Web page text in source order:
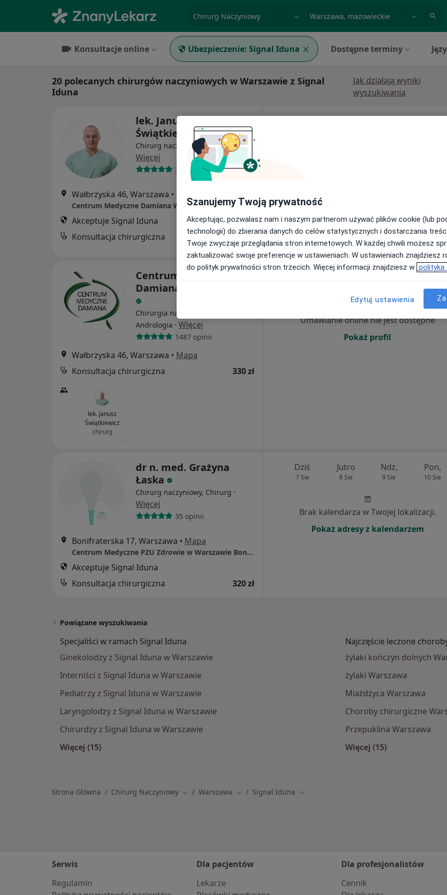
Konsultacje online Ubezpieczenie: Signal Iduna Dostępne terminy
20 polecanych chirurgów naczyniowych w Warszawie z Signal
Iduna
Jak działają wyniki
wyszukiwania
lek. Janusz
Świątkiewicz
Chirurg naczyniowy, Chirurg ·
Więcej
32 opinie
Wałbrzyska 46, Warszawa •
Centrum Medyczne Damiana Wałbrzyska 46
Akceptuje Signal Iduna
Konsultacja chirurgiczna
330 zł
Centrum Medyczne
Damiana Wałbrzyska 46
Chirurgia naczyniowa, Alergologia,
Andrologia · Więcej
1487 opinii
Wałbrzyska 46, Warszawa • Mapa
Konsultacja chirurgiczna
330 zł
lek. Janusz
Świątkiewicz
chirurg
Pon,
Umawianie online nie jest dostępne
Pokaż profil
dr n. med. Grażyna
Łaska
Chirurg naczyniowy, Chirurg ·
Więcej
35 opinii
Bonifraterska 17, Warszawa • Mapa
Centrum Medyczne PZU Zdrowie w Warszawie Bonifraterska
Akceptuje Signal Iduna
Konsultacja chirurgiczna
320 zł
Dziś
7 Sie
Jutro
8 Sie
Ndz,
9 Sie
Pon,
10 Sie
Brak kalendarza w Twojej lokalizacji.
Pokaż adresy z kalendarzem
Powiązane wyszukiwania
Specjaliści w ramach Signal Iduna
Ginekolodzy z Signal Iduna w Warszawie
Interniści z Signal Iduna w Warszawie
Pediatrzy z Signal Iduna w Warszawie
Laryngolodzy z Signal Iduna w Warszawie
Chirurdzy z Signal Iduna w Warszawie
Więcej (15)
Najczęście leczone
żylaki kończyn dolnych
żylaki Warszawa
Miażdżyca Warszawa
Choroby chirurgiczne
Przepuklina Warszawa
Więcej (15)
Strona Główna Chirurg Naczyniowy Zmień miasto
Warszawa Zmień miasto
Signal Iduna Zmień miasto
Serwis
Regulamin
Dla pacjentów
Lekarze
Dla profesjonalistów
Cennik
Szanujemy Twoją prywatność
Akceptując, pozwalasz nam i naszym partnerom używać plików cookie (lub
technologii) do zbierania danych do celów statystycznych i dostarczania
Twoje zwyczaje przeglądania stron internetowych. W każdej chwili możesz
zaktualizować swoje preferencje w ustawieniach. W ustawieniach znajdziesz
do polityk prywatności stron trzecich. Więcej informacji znajdziesz w polityka
Edytuj ustawienia